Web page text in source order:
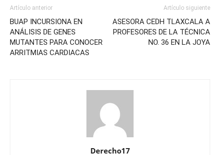
Artículo anterior
BUAP INCURSIONA EN
ANÁLISIS DE GENES
MUTANTES PARA CONOCER
ARRITMIAS CARDIACAS
Artículo siguiente
ASESORA CEDH TLAXCALA A
PROFESORES DE LA TÉCNICA
NO. 36 EN LA JOYA
Derecho17